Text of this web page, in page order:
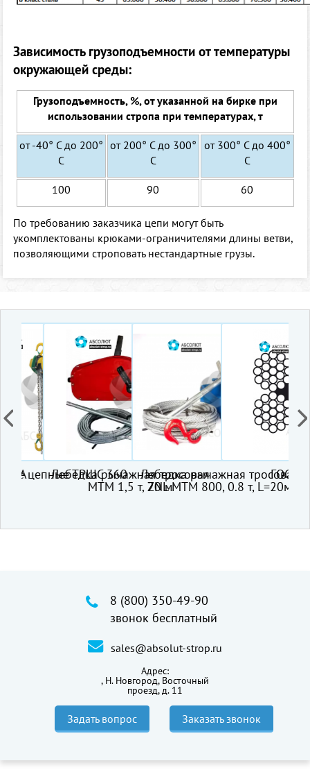
Зависимость грузоподъемности от температуры
окружающей среды:
Грузоподъемность, %, от указанной на бирке при
использовании стропа при температурах, т
от -40° С до 200°
С
от 200° С до 300°
С
от 300° С до 400°
С
100 90 60
По требованию заказчика цепи могут быть
укомплектованы крюками-ограничителями длины ветви,
позволяющими строповать нестандартные грузы.
цепные ТРШС 360
Лебедка рычажная тросовая
МТМ 1,5 т, 20 м
Лебедка рычажная тросовая
ZNL МТМ 800, 0.8 т, L=20м
ГОСТ
8 (800) 350-49-90
звонок бесплатный
sales@absolut-strop.ru
Адрес:
, Н. Новгород, Восточный
проезд, д. 11
Задать вопрос Заказать звонок